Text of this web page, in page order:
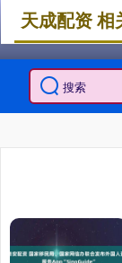
天成配资 相